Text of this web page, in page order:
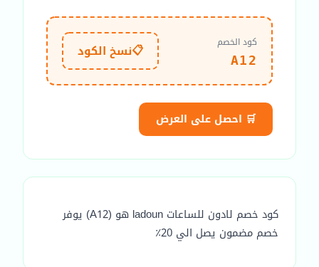
كود الخصم
A12
📋نسخ الكود
🛒 احصل على العرض
كود خصم لادون للساعات ladoun هو (A12) يوفر
خصم مضمون يصل الي 20٪